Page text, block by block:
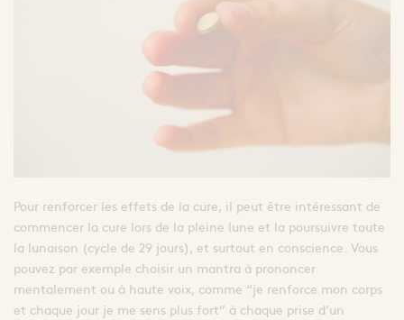
Pour renforcer les effets de la cure, il peut être intéressant de
commencer la cure lors de la pleine lune et la poursuivre toute
la lunaison (cycle de 29 jours), et surtout en conscience. Vous
pouvez par exemple choisir un mantra à prononcer
mentalement ou à haute voix, comme “je renforce mon corps
et chaque jour je me sens plus fort” à chaque prise d’un